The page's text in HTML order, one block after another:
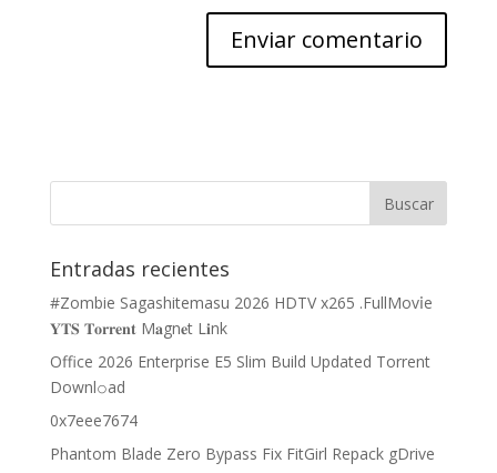
Entradas recientes
#Zombie Sagashitemasu 2026 HDTV x265 .FullMov𝗂e
𝐘𝐓𝐒 𝐓𝐨𝐫𝐫𝐞𝐧𝐭 M𝐚gn𝐞t L𝐢nk
Office 2026 Enterprise E5 Slim Build Updated Torrent
Downl𝚘аd
0x7eee7674
Phantom Blade Zero Bypass Fix FitGirl Repack gDrive